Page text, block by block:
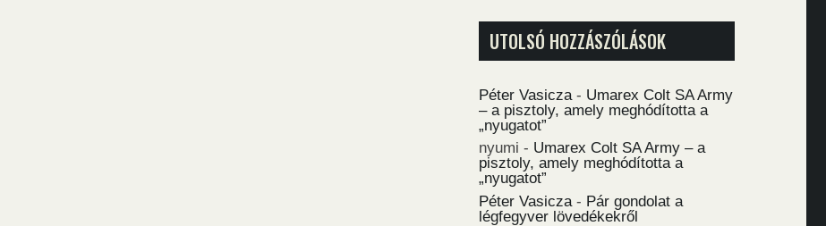
UTOLSÓ HOZZÁSZÓLÁSOK
Péter Vasicza - Umarex Colt SA Army
– a pisztoly, amely meghódította a
„nyugatot”
nyumi - Umarex Colt SA Army – a
pisztoly, amely meghódította a
„nyugatot”
Péter Vasicza - Pár gondolat a
légfegyver lövedékekről